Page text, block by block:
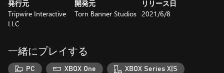
発行元
Tripwire Interactive
LLC
開発元
Torn Banner Studios
リリース日
2021/6/8
一緒にプレイする
PC XBOX One XBOX Series X|S